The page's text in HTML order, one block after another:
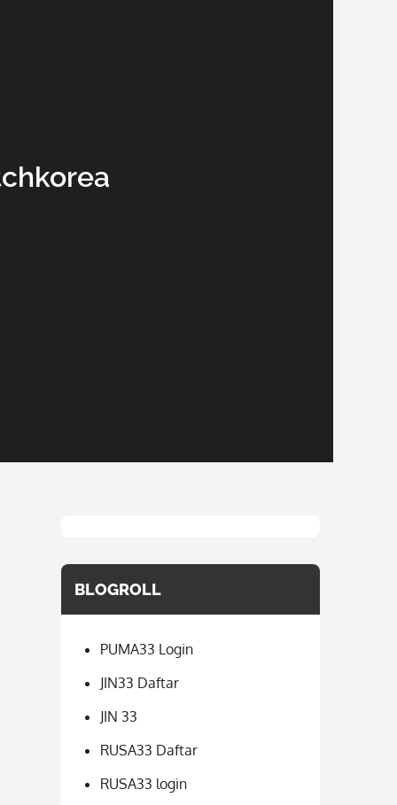
BLOGROLL
PUMA33 Login
JIN33 Daftar
JIN 33
RUSA33 Daftar
RUSA33 login